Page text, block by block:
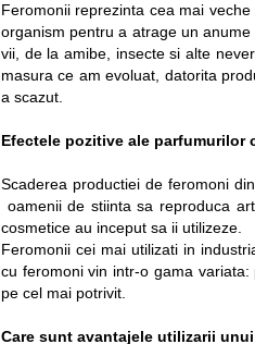
Feromonii reprezinta cea mai
organism pentru a atrage un
vii, de la amibe, insecte si alte
masura ce am evoluat, datorita
a scazut.
Efectele pozitive ale parfumurilor
Scaderea productiei de feromoni
oamenii de stiinta sa reproduca
cosmetice au inceput sa ii utilizeze.
Feromonii cei mai utilizati in
cu feromoni vin intr-o gama
pe cel mai potrivit.
Care sunt avantajele utilizarii